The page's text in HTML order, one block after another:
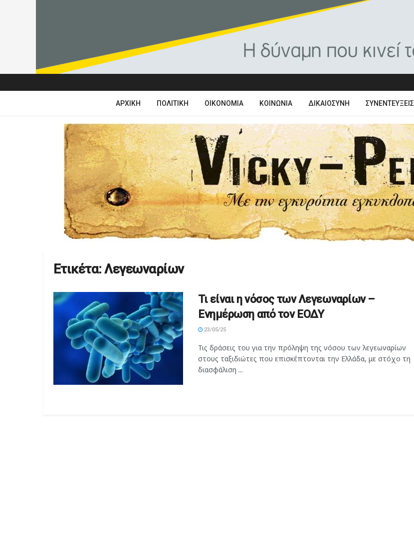
ΑΡΧΙΚΉ ΠΟΛΙΤΙΚΉ ΟΙΚΟΝΟΜΊΑ ΚΟΙΝΩΝΊΑ ΔΙΚΑΙΟΣΎΝΗ ΣΥΝΕΝΤΕΎΞΕΙΣ
Ετικέτα:Λεγεωναρίων
Τι είναι η νόσος των Λεγεωναρίων –
Ενημέρωση από τον ΕΟΔΥ
23/05/25
Τις δράσεις του για την πρόληψη της νόσου των λεγεωναρίων
στους ταξιδιώτες που επισκέπτονται την Ελλάδα, με στόχο τη
διασφάλιση ...